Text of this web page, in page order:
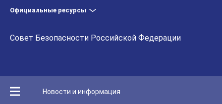
Официальные ресурсы
Совет Безопасности Российской Федерации
Новости и информация